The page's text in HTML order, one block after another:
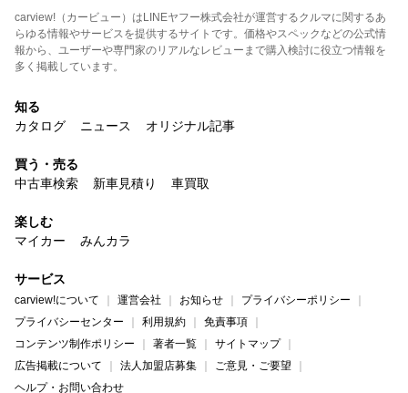
carview!（カービュー）はLINEヤフー株式会社が運営するクルマに関するあ
らゆる情報やサービスを提供するサイトです。価格やスペックなどの公式情
報から、ユーザーや専門家のリアルなレビューまで購入検討に役立つ情報を
多く掲載しています。
知る
カタログ
ニュース オリジナル記事
買う・売る
中古車検索
新車見積り 車買取
楽しむ
マイカー
みんカラ
サービス
carview!について 運営会社 お知らせ
プライバシーポリシー
プライバシーセンター
利用規約
免責事項
コンテンツ制作ポリシー
著者一覧
サイトマップ
広告掲載について
法人加盟店募集
ご意見・ご要望
ヘルプ・お問い合わせ